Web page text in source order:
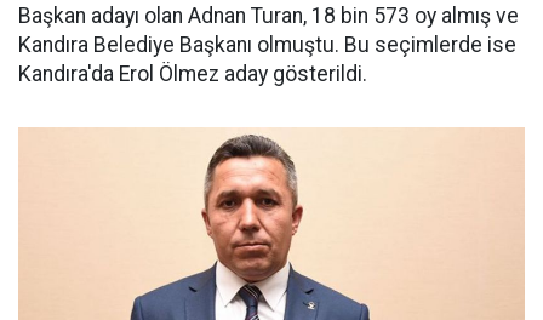
Başkan adayı olan Adnan Turan, 18 bin 573 oy almış ve
Kandıra Belediye Başkanı olmuştu. Bu seçimlerde ise
Kandıra'da Erol Ölmez aday gösterildi.